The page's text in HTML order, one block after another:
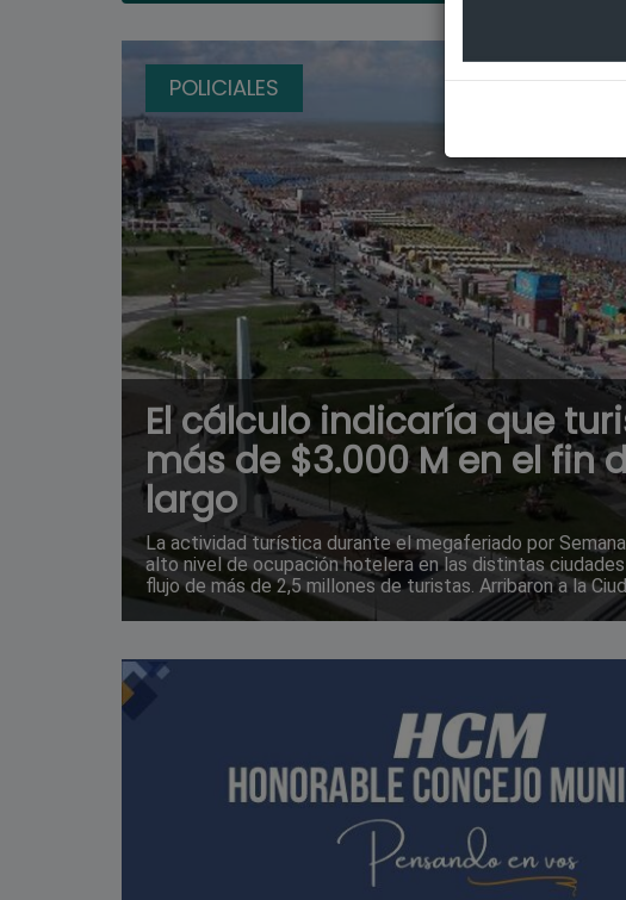
POLICIALES
El cálculo indicaría que
más de $3.000 M en el fin
largo
La actividad turística durante el megaferiado por
alto nivel de ocupación hotelera en las distintas
flujo de más de 2,5 millones de turistas. Arribaron a la